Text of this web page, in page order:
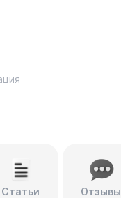
Статьи Отзывы